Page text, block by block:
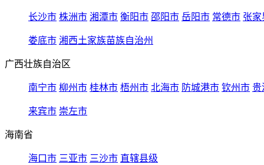
长沙市 株洲市 湘潭市 衡阳市 邵阳市 岳阳市 常德市 张家
娄底市 湘西土家族苗族自治州
广西壮族自治区
南宁市 柳州市 桂林市 梧州市 北海市 防城港市 钦州市 贵
来宾市 崇左市
海南省
海口市 三亚市 三沙市 直辖县级